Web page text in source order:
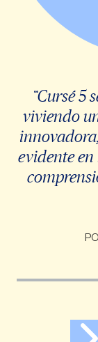
“Cursé 5
viviendo
evidente